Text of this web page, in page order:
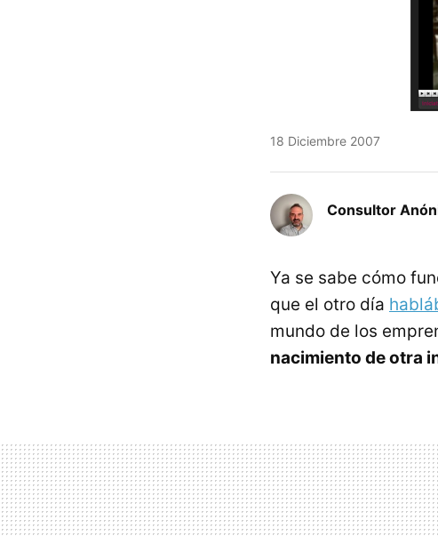
18 Diciembre 2007
Consultor
Ya se sabe cómo
que el otro día
mundo de los
nacimiento de otra